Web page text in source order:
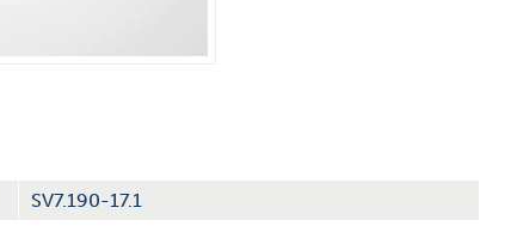
SV7.190-17.1